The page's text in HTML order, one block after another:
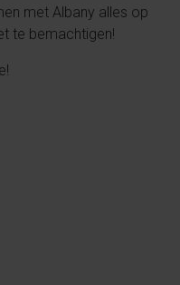
met Albany alles op
te bemachtigen!